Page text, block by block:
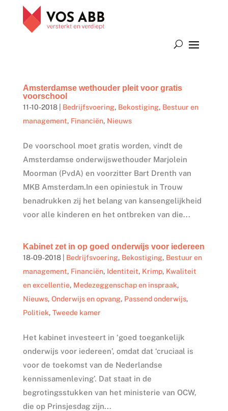
Amsterdamse wethouder pleit voor gratis
voorschool
11-10-2018| Bedrijfsvoering, Bekostiging, Bestuur en
management, Financiën, Nieuws
De voorschool moet gratis worden, vindt de
Amsterdamse onderwijswethouder Marjolein
Moorman (PvdA) en voorzitter Bart Drenth van
MKB Amsterdam.In een opiniestuk in Trouw
benadrukken zij het belang van kansengelijkheid
voor alle kinderen en het ontbreken van die...
Kabinet zet in op goed onderwijs voor iedereen
18-09-2018| Bedrijfsvoering, Bekostiging, Bestuur en
management, Financiën, Identiteit, Krimp, Kwaliteit
en excellentie, Medezeggenschap en inspraak,
Nieuws, Onderwijs en opvang, Passend onderwijs,
Politiek, Tweede kamer
Het kabinet investeert in ‘goed toegankelijk
onderwijs voor iedereen’, omdat dat ‘cruciaal is
voor de toekomst van de Nederlandse
kennissamenleving’. Dat staat in de
begrotingsstukken van het ministerie van OCW,
die op Prinsjesdag zijn...